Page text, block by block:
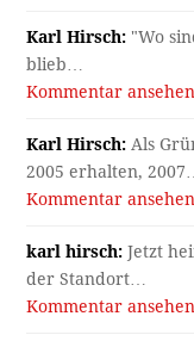
Karl Hirsch: "Wo
blieb…
Kommentar
Karl Hirsch: Als
2005 erhalten, 2007…
Kommentar
karl hirsch: Jetzt
der Standort…
Kommentar